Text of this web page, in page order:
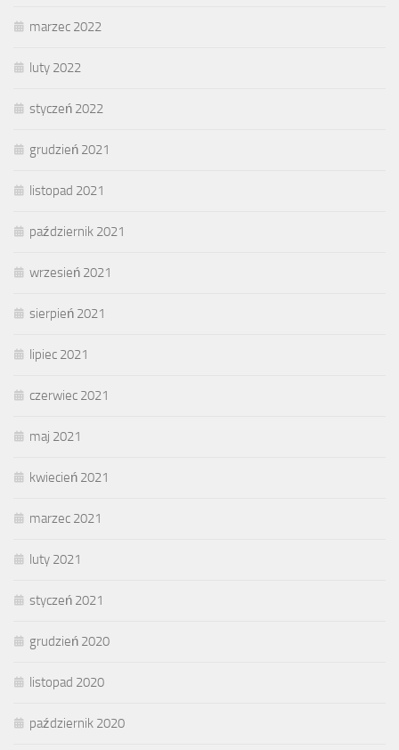
marzec 2022
luty 2022
styczeń 2022
grudzień 2021
listopad 2021
październik 2021
wrzesień 2021
sierpień 2021
lipiec 2021
czerwiec 2021
maj 2021
kwiecień 2021
marzec 2021
luty 2021
styczeń 2021
grudzień 2020
listopad 2020
październik 2020